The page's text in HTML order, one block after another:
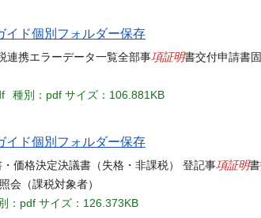
ド個別フォルダー保存
連携エラーデータ一覧全部事項証明書交付申請書
種別：pdf サイズ：106.881KB
ド個別フォルダー保存
価格決定決議書（失格・非課税） 登記事項証明
会（課税対象者）
：pdf サイズ：126.373KB